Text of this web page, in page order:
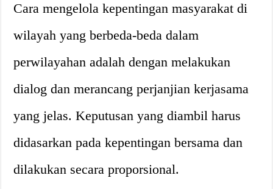
Cara mengelola kepentingan masyarakat di
wilayah yang berbeda-beda dalam
perwilayahan adalah dengan melakukan
dialog dan merancang perjanjian kerjasama
yang jelas. Keputusan yang diambil harus
didasarkan pada kepentingan bersama dan
dilakukan secara proporsional.